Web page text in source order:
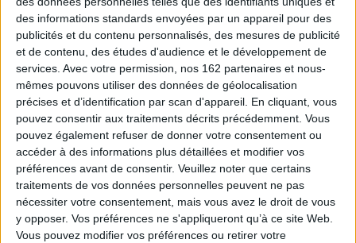
des informations standards envoyées par un appareil pour des
publicités et du contenu personnalisés, des mesures de publicité
et de contenu, des études d'audience et le développement de
services. Avec votre permission, nos 162 partenaires et nous-
mêmes pouvons utiliser des données de géolocalisation
précises et d’identification par scan d'appareil. En cliquant, vous
pouvez consentir aux traitements décrits précédemment. Vous
pouvez également refuser de donner votre consentement ou
accéder à des informations plus détaillées et modifier vos
préférences avant de consentir. Veuillez noter que certains
traitements de vos données personnelles peuvent ne pas
nécessiter votre consentement, mais vous avez le droit de vous
y opposer. Vos préférences ne s'appliqueront qu’à ce site Web.
Vous pouvez modifier vos préférences ou retirer votre
Le langage de l'amour : de la rencontre à la
rupture, comment les mots révèlent nos
sentiments
Auteur :Julie Neveux
Éditeur :Grasset
Une analyse du langage amoureux, qu'il soit
représentatif du fantasme, de la fusion, de la
possession et du figement. Grâce à de
nombreuses références allant de Louis Aragon
à Stromae en passant par Ingmar Bergman, cet
essai de linguistique analyse la relation
sentimentale à travers ses mots. ©Electre
2026
23,00 €
Disponible chez l'éditeur